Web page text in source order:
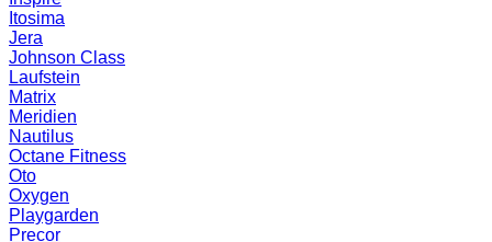
Itosima
Jera
Johnson Class
Laufstein
Matrix
Meridien
Nautilus
Octane Fitness
Oto
Oxygen
Playgarden
Precor